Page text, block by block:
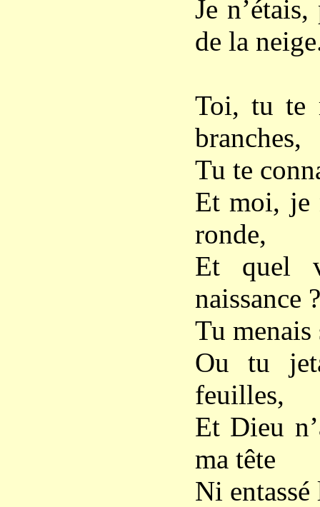
Je
de la
Toi, tu te
branches,
Tu te
Et moi, je
ronde,
Et quel
naissance ?
Tu menais
Ou tu
feuilles,
Et Dieu
ma tête
Ni